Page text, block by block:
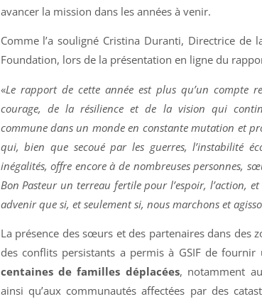
avancer la mission dans les années à venir.
Comme l’a souligné Cristina Duranti, Directrice de
Foundation, lors de la présentation en ligne du
«Le rapport de cette année est plus qu’un compte
courage, de la résilience et de la vision qui
commune dans un monde en constante mutation et
qui, bien que secoué par les guerres, l’instabilité
inégalités, offre encore à de nombreuses personnes,
Bon Pasteur un terreau fertile pour l’espoir, l’action,
advenir que si, et seulement si, nous marchons et
La présence des sœurs et des partenaires dans des
des conflits persistants a permis à GSIF de fournir
centaines de familles déplacées, notamment au
ainsi qu’aux communautés affectées par des